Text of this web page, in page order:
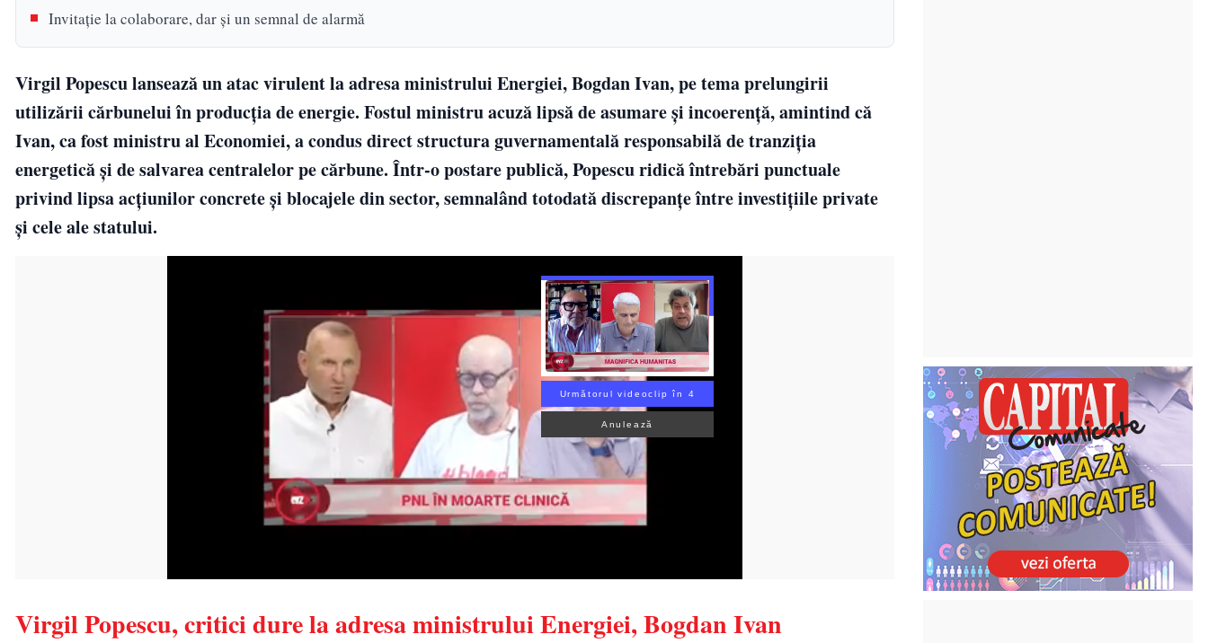
Invitație la colaborare, dar și un semnal de alarmă
Virgil Popescu lansează un atac virulent la adresa ministrului Energiei, Bogdan Ivan, pe tema prelungirii
utilizării cărbunelui în producția de energie. Fostul ministru acuză lipsă de asumare și incoerență, amintind că
Ivan, ca fost ministru al Economiei, a condus direct structura guvernamentală responsabilă de tranziția
energetică și de salvarea centralelor pe cărbune. Într-o postare publică, Popescu ridică întrebări punctuale
privind lipsa acțiunilor concrete și blocajele din sector, semnalând totodată discrepanțe între investițiile private
și cele ale statului.
Următorul videoclip în 2
Anulează
Virgil Popescu, critici dure la adresa ministrului Energiei, Bogdan Ivan